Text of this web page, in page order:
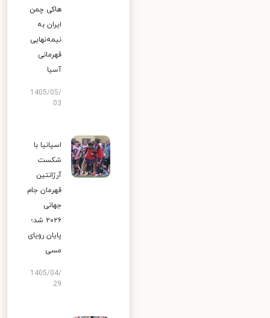
هاکی چمن
ایران به
نیمه‌نهایی
قهرمانی
آسیا
1405/05/
03
اسپانیا با
شکست
آرژانتین
قهرمان جام
جهانی
۲۰۲۶ شد؛
پایان رویای
مسی
1405/04/
29